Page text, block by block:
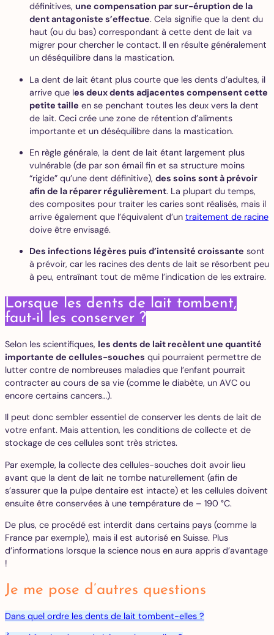
définitives, une compensation par sur-éruption de la
dent antagoniste s’effectue. Cela signifie que la dent du
haut (ou du bas) correspondant à cette dent de lait va
migrer pour chercher le contact. Il en résulte généralement
un déséquilibre dans la mastication.
La dent de lait étant plus courte que les dents d’adultes, il
arrive que les deux dents adjacentes compensent cette
petite taille en se penchant toutes les deux vers la dent
de lait. Ceci crée une zone de rétention d’aliments
importante et un déséquilibre dans la mastication.
En règle générale, la dent de lait étant largement plus
vulnérable (de par son émail fin et sa structure moins
“rigide” qu’une dent définitive), des soins sont à prévoir
afin de la réparer régulièrement. La plupart du temps,
des composites pour traiter les caries sont réalisés, mais il
arrive également que l’équivalent d’un traitement de racine
doive être envisagé.
Des infections légères puis d’intensité croissante sont
à prévoir, car les racines des dents de lait se résorbent peu
à peu, entraînant tout de même l’indication de les extraire.
Lorsque les dents de lait tombent,
faut-il les conserver ?
Selon les scientifiques, les dents de lait recèlent une quantité
importante de cellules-souches qui pourraient permettre de
lutter contre de nombreuses maladies que l’enfant pourrait
contracter au cours de sa vie (comme le diabète, un AVC ou
encore certains cancers…).
Il peut donc sembler essentiel de conserver les dents de lait de
votre enfant. Mais attention, les conditions de collecte et de
stockage de ces cellules sont très strictes.
Par exemple, la collecte des cellules-souches doit avoir lieu
avant que la dent de lait ne tombe naturellement (afin de
s’assurer que la pulpe dentaire est intacte) et les cellules doivent
ensuite être conservées à une température de – 190 °C.
De plus, ce procédé est interdit dans certains pays (comme la
France par exemple), mais il est autorisé en Suisse. Plus
d’informations lorsque la science nous en aura appris d’avantage
!
Je me pose d’autres questions
Dans quel ordre les dents de lait tombent-elles ?